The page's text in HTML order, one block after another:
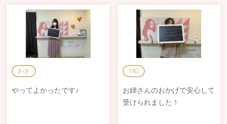
わき
やってよかったです♪
VIO
お姉さんのおかげで安心して
受けられました！